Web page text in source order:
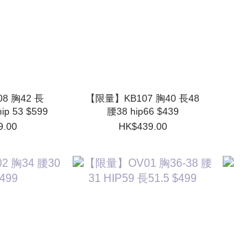
胸42 長
53 $599
【限量】KB107 胸40 長48
腰38 hip66 $439
HK$439.00